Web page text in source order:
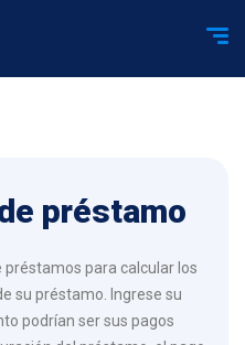
préstamo
para calcular los
su préstamo. Ingrese su
podrían ser sus pagos